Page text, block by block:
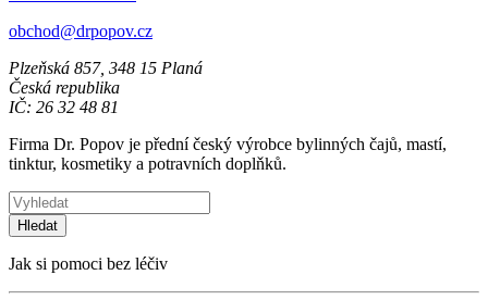
obchod@drpopov.cz
Plzeňská 857, 348 15 Planá
Česká republika
IČ: 26 32 48 81
Firma Dr. Popov je přední český výrobce bylinných čajů, mastí,
tinktur, kosmetiky a potravních doplňků.
Hledat
Jak si pomoci bez léčiv